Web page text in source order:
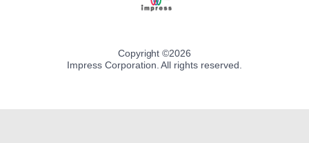
Copyright ©2026
Impress Corporation. All rights reserved.